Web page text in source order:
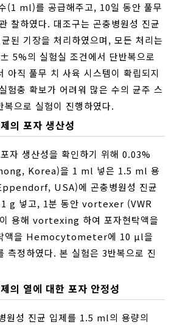
(1 ml)를 공급해주고, 10일 동안 풀무
찰하였다. 대조구는 곤충병원성 진균
된 기장을 처리하였으며, 모든 처리는
의 실험실 조건에서 단반복으로
아직 풀무 치 사육 시스템이 확립되지
험충 확보가 어려워 많은 수의 균주 스
복으로 실험이 진행하였다.
의 포자 생산성
자 생산성을 확인하기 위해 0.03%
Korea)을 1 ml 넣은 1.5 ml 용
USA)에 곤충병원성 진균
g 넣고, 1분 동안 vortexer (VWR
용해 vortexing 하여 포자현탁액을
액을 Hemocytometer에 10 μl을
측정하였다. 본 실험은 3반복으로 진
의 열에 대한 포자 안정성
원성 진균 입제를 1.5 ml의 용량의